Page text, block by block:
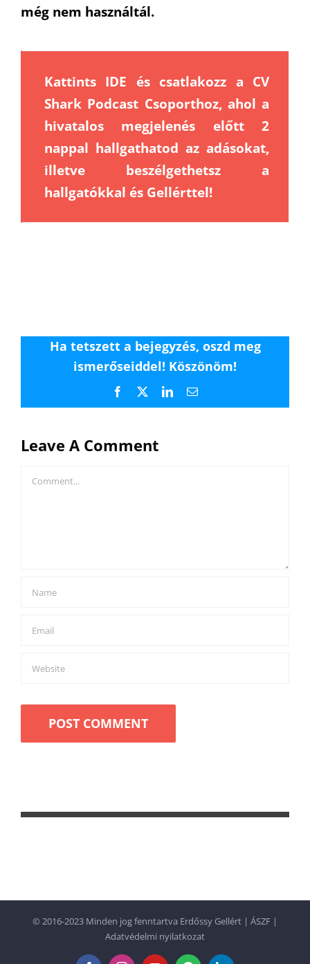
még nem használtál.
Kattints IDE és csatlakozz a CV
Shark Podcast Csoporthoz, ahol a
hivatalos megjelenés előtt 2
nappal hallgathatod az adásokat,
illetve beszélgethetsz a
hallgatókkal és Gellérttel!
Ha tetszett a bejegyzés, oszd meg
ismerőseiddel! Köszönöm!
Facebook LinkedInEmail
Leave A Comment
Comment
© 2016-2023 Minden jog fenntartva Erdőssy Gellért | ÁSZF |
Adatvédelmi nyilatkozat